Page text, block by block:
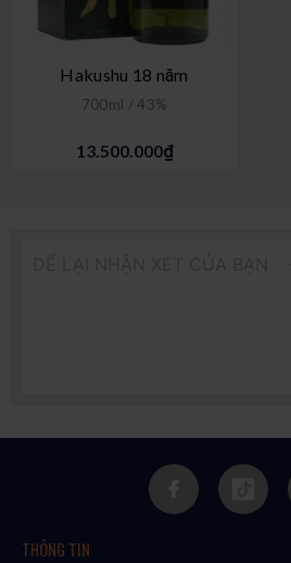
Hakushu 18 năm
700ml / 43%
13.500.000₫
THÔNG TIN